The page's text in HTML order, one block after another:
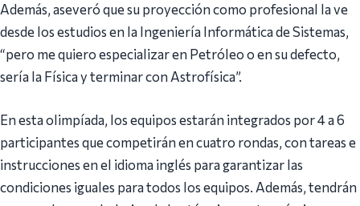
Además, aseveró que su proyección como profesional la ve
desde los estudios en la Ingeniería Informática de Sistemas,
“pero me quiero especializar en Petróleo o en su defecto,
sería la Física y terminar con Astrofísica”.
En esta olimpíada, los equipos estarán integrados por 4 a 6
participantes que competirán en cuatro rondas, con tareas e
instrucciones en el idioma inglés para garantizar las
condiciones iguales para todos los equipos. Además, tendrán